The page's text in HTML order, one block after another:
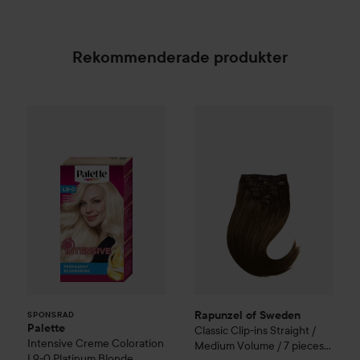
Rekommenderade produkter
SPONSRAD
Palette
Intensive Creme Coloration
Rapunzel of Sweden
Classic Clip-ins Straight /
Medium Volume / 7 pieces